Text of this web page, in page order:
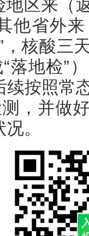
地区来（
他省外
，核酸三
落地检”
续按照常
，并做
。